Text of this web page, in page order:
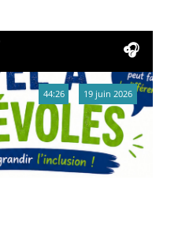
44:26 19 juin 2026